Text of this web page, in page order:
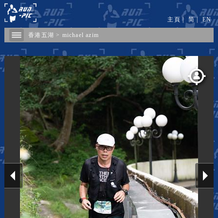
香港五湖 > michael azim
主頁 | 简| EN